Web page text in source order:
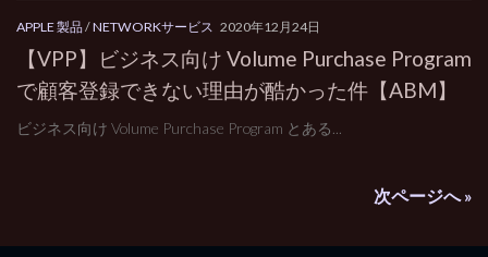
APPLE 製品/NETWORKサービス 2020年12月24日
【VPP】ビジネス向け Volume Purchase Program
で顧客登録できない理由が酷かった件【ABM】
ビジネス向け Volume Purchase Program とある...
次ページへ »